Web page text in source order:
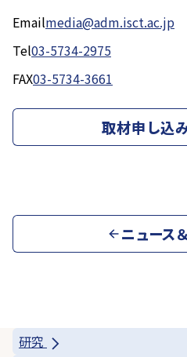
Emailmedia@adm.isct.ac.jp
Tel03-5734-2975
FAX03-5734-3661
取材申し込
ニュース
研究